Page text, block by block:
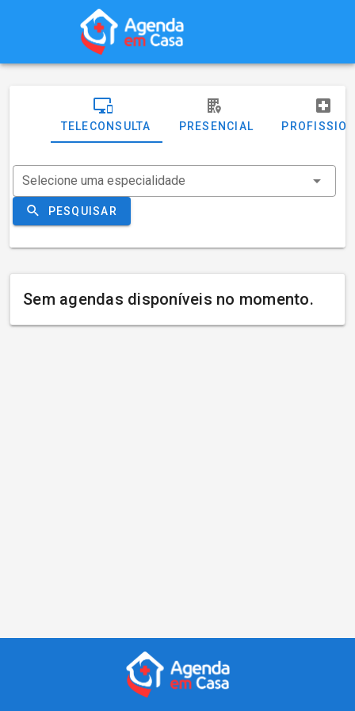
TELECONSULTA PRESENCIAL
Selecione uma especialidade
PESQUISAR
Sem agendas disponíveis no momento.